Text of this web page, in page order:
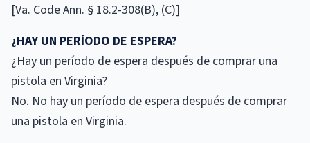
[Va. Code Ann. § 18.2-308(B), (C)]
¿HAY UN PERÍODO DE ESPERA?
¿Hay un período de espera después de comprar una
pistola en Virginia?
No. No hay un período de espera después de comprar
una pistola en Virginia.